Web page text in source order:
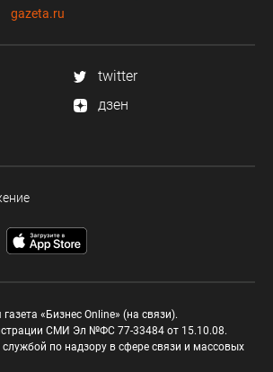
gazeta.ru
twitter
дзен
«Бизнес Online» (на связи).
СМИ Эл №ФС 77-33484 от 15.10.08.
по надзору в сфере связи и массовых